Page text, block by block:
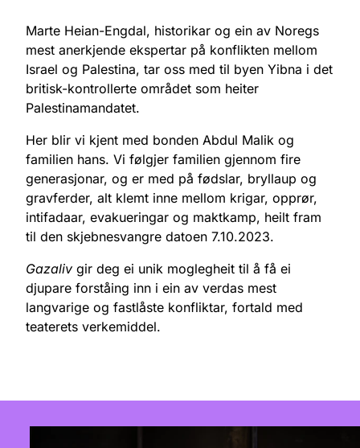
Marte Heian-Engdal, historikar og ein av Noregs
mest anerkjende ekspertar på konflikten mellom
Israel og Palestina, tar oss med til byen Yibna i det
britisk-kontrollerte området som heiter
Palestinamandatet.
Her blir vi kjent med bonden Abdul Malik og
familien hans. Vi følgjer familien gjennom fire
generasjonar, og er med på fødslar, bryllaup og
gravferder, alt klemt inne mellom krigar, opprør,
intifadaar, evakueringar og maktkamp, heilt fram
til den skjebnesvangre datoen 7.10.2023.
Gazaliv gir deg ei unik moglegheit til å få ei
djupare forståing inn i ein av verdas mest
langvarige og fastlåste konfliktar, fortald med
teaterets verkemiddel.